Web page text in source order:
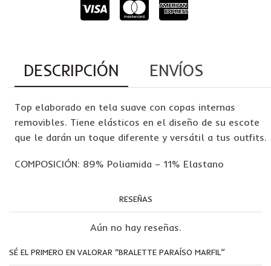
DESCRIPCIÓN ENVÍOS
Top elaborado en tela suave con copas internas
removibles. Tiene elásticos en el diseño de su escote
que le darán un toque diferente y versátil a tus outfits.
COMPOSICIÓN: 89% Poliamida – 11% Elastano
RESEÑAS
Aún no hay reseñas.
SÉ EL PRIMERO EN VALORAR “BRALETTE PARAÍSO MARFIL”